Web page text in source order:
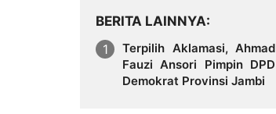
BERITA LAINNYA
Terpilih Aklamasi, Ahmad
Fauzi Ansori Pimpin DPD
Demokrat Provinsi Jambi